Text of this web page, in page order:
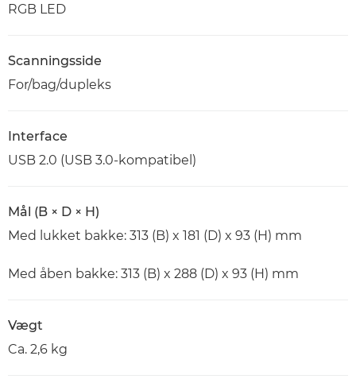
RGB LED
Scanningsside
For/bag/dupleks
Interface
USB 2.0 (USB 3.0-kompatibel)
Mål (B × D × H)
Med lukket bakke: 313 (B) x 181 (D) x 93 (H) mm
Med åben bakke: 313 (B) x 288 (D) x 93 (H) mm
Vægt
Ca. 2,6 kg